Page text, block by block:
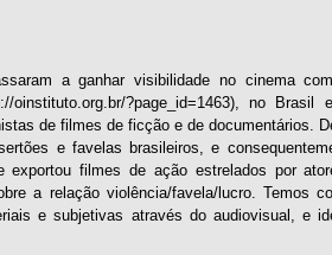
a ganhar visibilidade no cinema
oinstituto.org.br/?page_id=1463), no
de filmes de ficção e de documentários.
e favelas brasileiros, e
exportou filmes de ação estrelados por
a relação violência/favela/lucro. Temos
e subjetivas através do audiovisual, e